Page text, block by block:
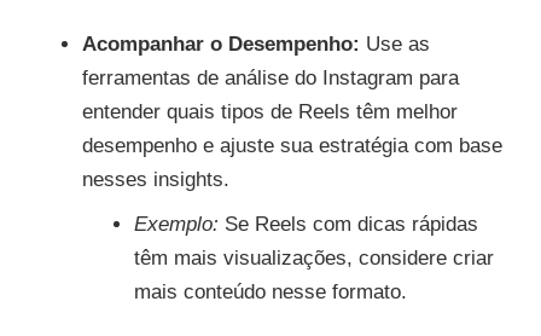
Acompanhar o Desempenho: Use as
ferramentas de análise do Instagram para
entender quais tipos de Reels têm melhor
desempenho e ajuste sua estratégia com base
nesses insights.
Exemplo: Se Reels com dicas rápidas
têm mais visualizações, considere criar
mais conteúdo nesse formato.